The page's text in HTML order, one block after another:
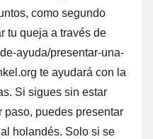
como segundo
tu queja a través de
ayuda/presentar-una-
te ayudará con la
Si sigues sin estar
paso, puedes presentar
holandés. Solo si se